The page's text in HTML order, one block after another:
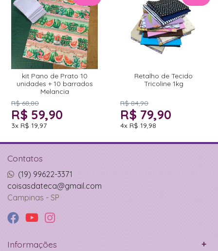
kit Pano de Prato 10
unidades + 10 barrados
Melancia
R$ 68,80
R$ 59,90
3x R$ 19,97
Retalho de Tecido
Tricoline 1kg
R$ 84,90
R$ 79,90
4x R$ 19,98
Contatos
(19) 99622-3371
coisasdateca@gmail.com
Campinas - SP
Informações